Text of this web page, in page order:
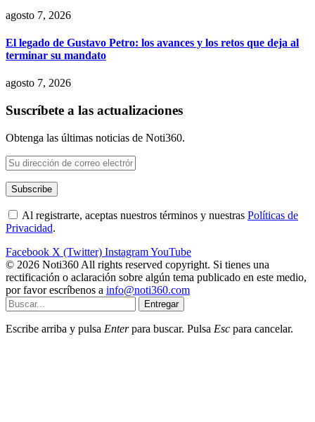
agosto 7, 2026
El legado de Gustavo Petro: los avances y los retos que deja al
terminar su mandato
agosto 7, 2026
Suscríbete a las actualizaciones
Obtenga las últimas noticias de Noti360.
Al registrarte, aceptas nuestros términos y nuestras Políticas de
Privacidad.
Facebook X (Twitter) InstagramYouTube
© 2026 Noti360 All rights reserved copyright. Si tienes una
rectificación o aclaración sobre algún tema publicado en este medio,
por favor escríbenos a info@noti360.com
Entregar
Escribe arriba y pulsa Enterpara buscar. Pulsa Esc para cancelar.